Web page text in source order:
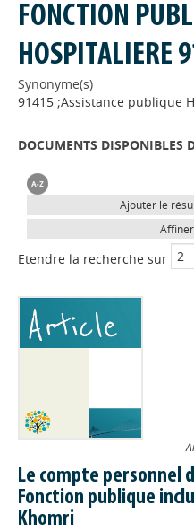
FONCTION
HOSPITALIERE
Synonyme(s)
91415 ;Assistance publique
DOCUMENTS DISPONIBLES
Ajouter le
Etendre la recherche sur
Le compte personnel
Fonction publique
Khomri